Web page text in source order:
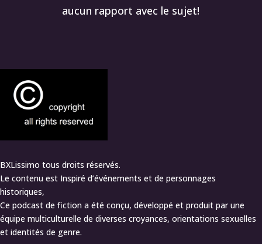
aucun rapport avec le sujet!
BXLissimo tous droits réservés.
Le contenu est Inspiré d’événements et de personnages
historiques,
Ce podcast de fiction a été conçu, développé et produit par une
équipe multiculturelle de diverses croyances, orientations sexuelles
et identités de genre.